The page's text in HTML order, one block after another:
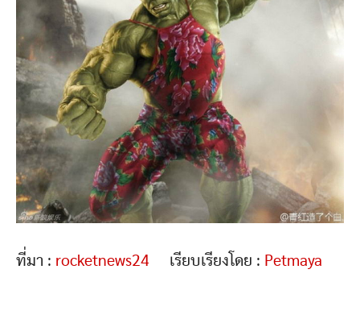
ที่มา : rocketnews24 เรียบเรียงโดย : Petmaya